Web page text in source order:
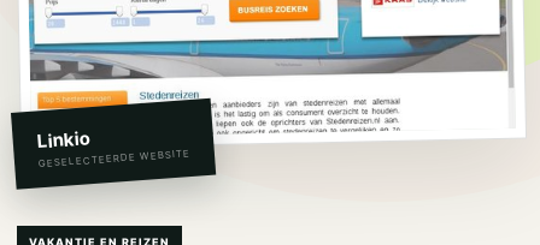
Linkio
GESELECTEERDE WEBSITE
VAKANTIE EN REIZEN